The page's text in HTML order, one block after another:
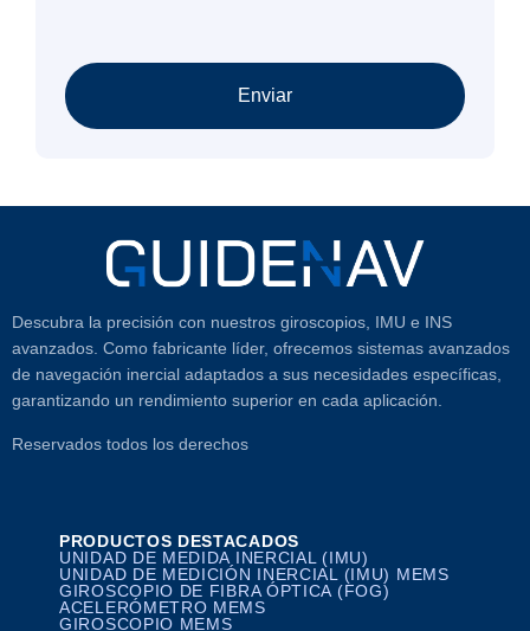
Enviar
Descubra la precisión con nuestros giroscopios, IMU e INS
avanzados. Como fabricante líder, ofrecemos sistemas avanzados
de navegación inercial adaptados a sus necesidades específicas,
garantizando un rendimiento superior en cada aplicación.
Reservados todos los derechos
PRODUCTOS DESTACADOS
UNIDAD DE MEDIDA INERCIAL (IMU)
UNIDAD DE MEDICIÓN INERCIAL (IMU) MEMS
GIROSCOPIO DE FIBRA ÓPTICA (FOG)
ACELERÓMETRO MEMS
GIROSCOPIO MEMS